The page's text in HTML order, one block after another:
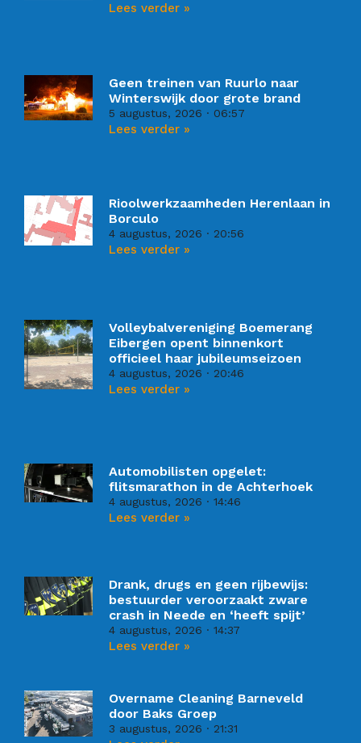
Lees verder »
Geen treinen van Ruurlo naar
Winterswijk door grote brand
5 augustus, 2026 06:57
Lees verder »
Rioolwerkzaamheden Herenlaan in
Borculo
4 augustus, 2026 20:56
Lees verder »
Volleybalvereniging Boemerang
Eibergen opent binnenkort
officieel haar jubileumseizoen
4 augustus, 2026 20:46
Lees verder »
Automobilisten opgelet:
flitsmarathon in de Achterhoek
4 augustus, 2026 14:46
Lees verder »
Drank, drugs en geen rijbewijs:
bestuurder veroorzaakt zware
crash in Neede en ‘heeft spijt’
4 augustus, 2026 14:37
Lees verder »
Overname Cleaning Barneveld
door Baks Groep
3 augustus, 2026 21:31